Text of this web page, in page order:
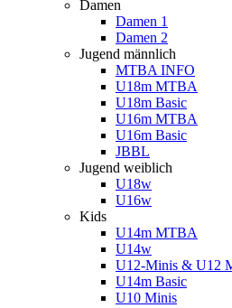
Damen
Damen 1
Damen 2
Jugend männlich
MTBA INFO
U18m MTBA
U18m Basic
U16m MTBA
U16m Basic
JBBL
Jugend weiblich
U18w
U16w
Kids
U14m MTBA
U14w
U12-Minis & U12
U14m Basic
U10 Minis